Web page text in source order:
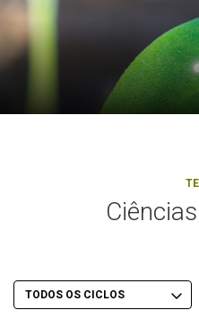
Filtrar por Ciclo
Escolher Ciclo